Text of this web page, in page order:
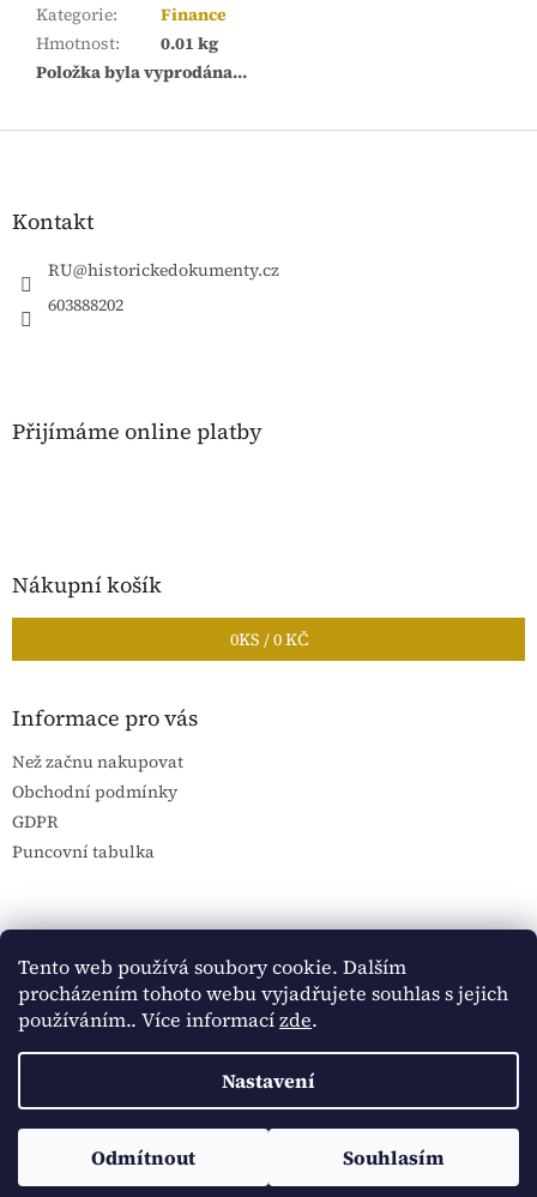
Tento web používá soubory cookie. Dalším
procházením tohoto webu vyjadřujete souhlas s jejich
používáním.. Více informacízde.
Nastavení
Odmítnout Souhlasím
Sledujte Historické dokumenty na Facebooku:
Kategorie:
Finance
Hmotnost:
0.01 kg
Položka byla vyprodána…
Z
Kontakt
RU@historickedokumenty.cz
603888202
Přijímáme online platby
Nákupní košík
0KS /0 KČ
Informace pro vás
Než začnu nakupovat
Obchodní podmínky
GDPR
Puncovní tabulka
Copyright 2026Historické dokumenty. Všechna práva